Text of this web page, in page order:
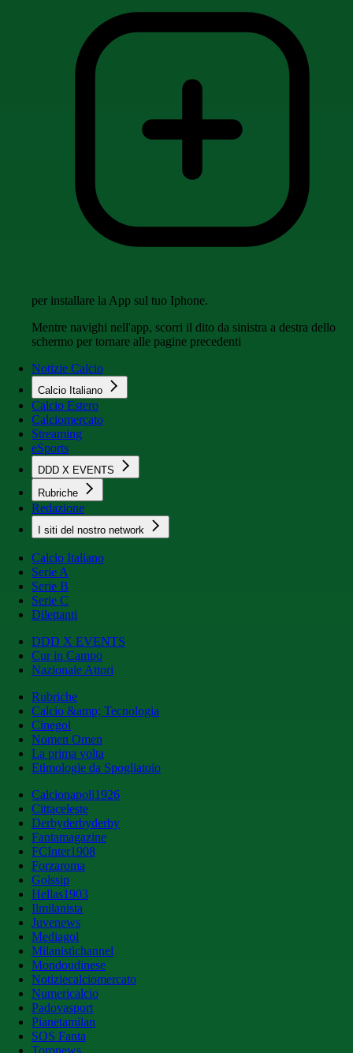
per installare la App sul tuo Iphone.
Mentre navighi nell'app, scorri il dito da sinistra a destra dello
schermo per tornare alle pagine precedenti
Notizie Calcio
Calcio Italiano
Calcio Estero
Calciomercato
Streaming
eSports
DDD X EVENTS
Rubriche
Redazione
I siti del nostro network
Calcio Italiano
Serie A
Serie B
Serie C
Dilettanti
DDD X EVENTS
Cur in Campo
Nazionale Attori
Rubriche
Calcio &amp; Tecnologia
Cinegol
Nomen Omen
La prima volta
Etimologie da Spogliatoio
Calcionapoli1926
Cittaceleste
Derbyderbyderby
Fantamagazine
FCInter1908
Forzaroma
Golssip
Hellas1903
Ilmilanista
Juvenews
Mediagol
Milanistichannel
Mondoudinese
Notiziecalciomercato
Numericalcio
Padovasport
Pianetamilan
SOS Fanta